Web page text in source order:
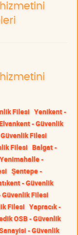
Filesi Yenikent -
- Güvenlik
Filesi
Filesi Balgat -
Yenimahalle -
Şentepe -
- Güvenlik
Güvenlik Filesi
Filesi Yapracık -
OSB - Güvenlik
- Güvenlik